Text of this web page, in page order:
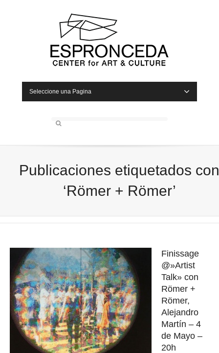
Seleccione una Pagina
Publicaciones etiquetados con
‘Römer + Römer’
Finissage
@»Artist
Talk» con
Römer +
Römer,
Alejandro
Martín – 4
de Mayo –
20h